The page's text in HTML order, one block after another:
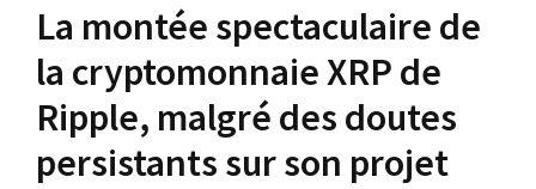
La montée spectaculaire de
la cryptomonnaie XRP de
Ripple, malgré des doutes
persistants sur son projet